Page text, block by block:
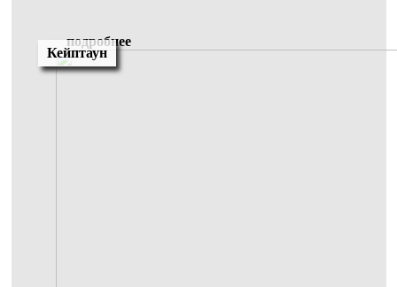
подробнее
Кейптаун